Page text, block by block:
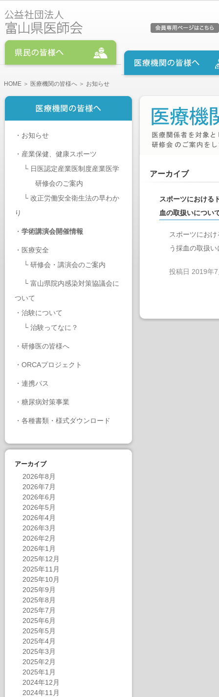
HOME ＞ 医療機関の皆様へ ＞ お知らせ
・ お知らせ
・ 産業保健、健康スポーツ
└ 日医認定産業医制度産業医学
研修会のご案内
└ 改正労働安全衛生法の早わか
り
・ 学術講演会開催情報
・ 医療安全
└ 研修会・講演会のご案内
└ 富山県院内感染対策協議会に
ついて
・ 治験について
└ 治験ってなに？
・ 研修医の皆様へ
・ ORCAプロジェクト
・ 連携パス
・ 糖尿病対策事業
・ 各種書類・様式ダウンロード
アーカイブ
2026年8月
2026年7月
2026年6月
2026年5月
2026年4月
2026年3月
2026年2月
2026年1月
2025年12月
2025年11月
2025年10月
2025年9月
2025年8月
2025年7月
2025年6月
2025年5月
2025年4月
2025年3月
2025年2月
2025年1月
2024年12月
2024年11月
アーカイブ
スポーツにおける
血の取扱いについ
スポーツにお
う採血の取扱
投稿日 2019年